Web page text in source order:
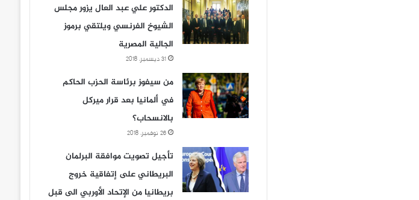
الدكتور علي عبد العال يزور مجلس
الشيوخ الفرنسي ويلتقي برموز
الجالية المصرية
31 ديسمبر، 2018
من سيفوز برئاسة الحزب الحاكم
في ألمانيا بعد قرار ميركل
بالانسحاب؟
26 نوفمبر، 2018
تأجيل تصويت موافقة البرلمان
البريطاني على إتفاقية خروج
بريطانيا من الإتحاد الأوربي الى قبل